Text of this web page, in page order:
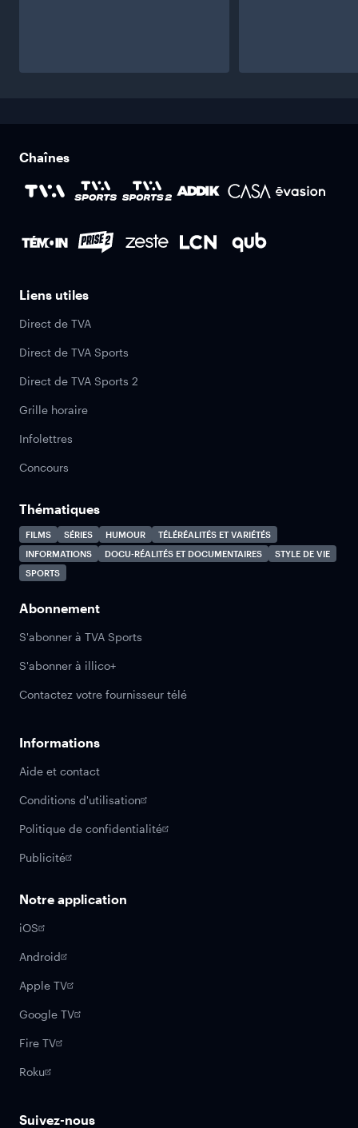
Chaînes
Liens utiles
Direct de TVA
Direct de TVA Sports
Direct de TVA Sports 2
Grille horaire
Infolettres
Concours
Thématiques
FILMS SÉRIES HUMOUR
TÉLÉRÉALITÉS ET VARIÉTÉS
INFORMATIONS
DOCU-RÉALITÉS ET DOCUMENTAIRES
STYLE DE VIE
SPORTS
Abonnement
S'abonner à TVA Sports
S'abonner à illico+
Contactez votre fournisseur télé
Informations
Aide et contact
Conditions d'utilisation
Politique de confidentialité
Publicité
Notre application
iOS
Android
Apple TV
Google TV
Fire TV
Roku
Suivez-nous